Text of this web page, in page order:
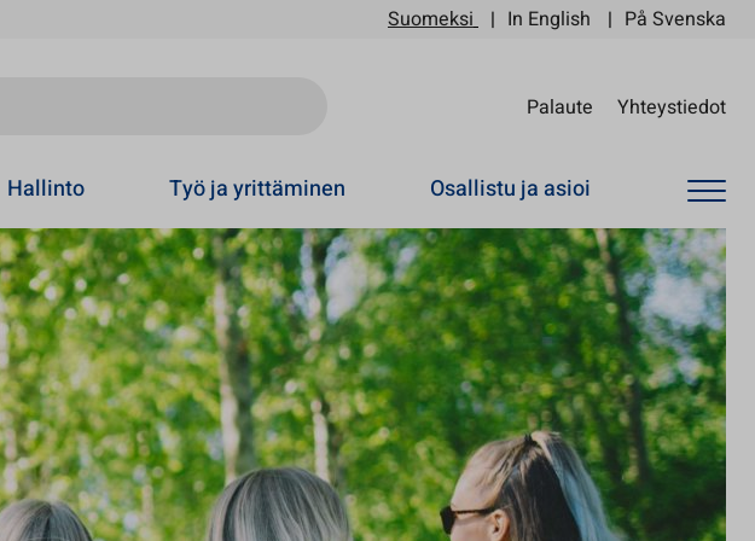
Suomeksi In English På Svenska
Palaute Yhteystiedot
Hallinto Työ ja yrittäminen Osallistu ja asioi